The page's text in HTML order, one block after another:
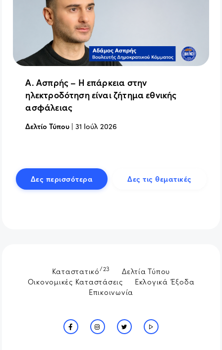
Α. Ασπρής – Η επάρκεια στην
ηλεκτροδότηση είναι ζήτημα εθνικής
ασφάλειας
Δελτίο Τύπου |31 Ιούλ 2026
Δες περισσότερα Δες τις θεματικές
Καταστατικό/23
Δελτία Τύπου
Οικονομικές Καταστάσεις
Εκλογικά Έξοδα
Επικοινωνία